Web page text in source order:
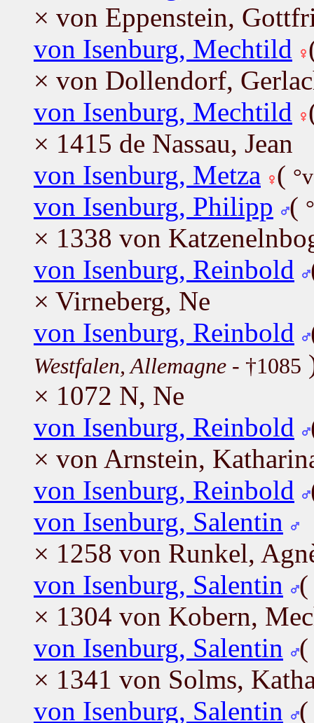
× von Eppenstein,
von Isenburg, Mechtild
× von Dollendorf,
von Isenburg, Mechtild
× 1415 de Nassau, Jean
von Isenburg, Metza (
von Isenburg, Philipp (
× 1338 von
von Isenburg, Reinbold
× Virneberg, Ne
von Isenburg, Reinbold
Westfalen, Allemagne - †1085
× 1072 N, Ne
von Isenburg, Reinbold
× von Arnstein,
von Isenburg, Reinbold
von Isenburg, Salentin
× 1258 von Runkel,
von Isenburg, Salentin
× 1304 von Kobern,
von Isenburg, Salentin
× 1341 von Solms,
von Isenburg, Salentin